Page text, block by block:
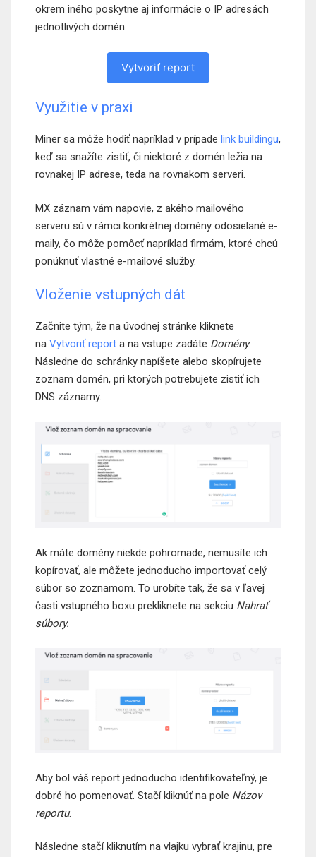
okrem iného poskytne aj informácie o IP adresách
jednotlivých domén.
Vytvoriť report
Využitie v praxi
Miner sa môže hodiť napríklad v prípade link buildingu,
keď sa snažíte zistiť, či niektoré z domén ležia na
rovnakej IP adrese, teda na rovnakom serveri.
MX záznam vám napovie, z akého mailového
serveru sú v rámci konkrétnej domény odosielané e-
maily, čo môže pomôcť napríklad firmám, ktoré chcú
ponúknuť vlastné e-mailové služby.
Vloženie vstupných dát
Začnite tým, že na úvodnej stránke kliknete
na Vytvoriť report a na vstupe zadáte Domény.
Následne do schránky napíšete alebo skopírujete
zoznam domén, pri ktorých potrebujete zistiť ich
DNS záznamy.
Ak máte domény niekde pohromade, nemusíte ich
kopírovať, ale môžete jednoducho importovať celý
súbor so zoznamom. To urobíte tak, že sa v ľavej
časti vstupného boxu prekliknete na sekciu Nahrať
súbory.
Aby bol váš report jednoducho identifikovateľný, je
dobré ho pomenovať. Stačí kliknúť na pole Názov
reportu.
Následne stačí kliknutím na vlajku vybrať krajinu, pre